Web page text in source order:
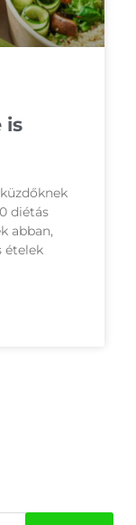
is
diétás
abban,
ételek